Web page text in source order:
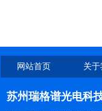
网站首页 关
苏州瑞格谱光电科